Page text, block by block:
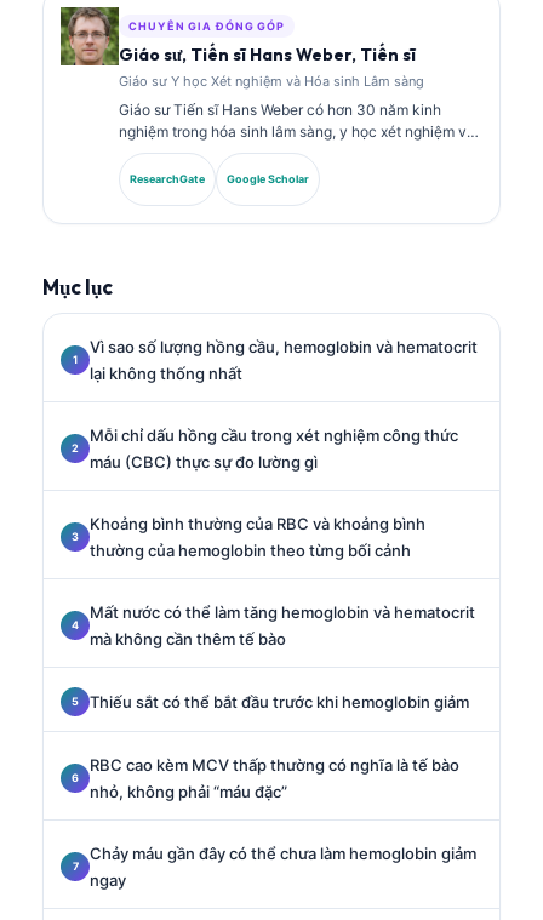
CHUYÊN GIA ĐÓNG GÓP
Giáo sư, Tiến sĩ Hans Weber, Tiến sĩ
Giáo sư Y học Xét nghiệm và Hóa sinh Lâm sàng
Giáo sư Tiến sĩ Hans Weber có hơn 30 năm kinh
nghiệm trong hóa sinh lâm sàng, y học xét nghiệm và
nghiên cứu dấu ấn sinh học. Ông từng là Chủ tịch của
Hiệp hội Hóa sinh Lâm sàng Đức, và chuyên về phân
tích các bảng xét nghiệm chẩn đoán, chuẩn hóa dấu
ResearchGate Google Scholar
Mục lục
Vì sao số lượng hồng cầu, hemoglobin và hematocrit
lại không thống nhất
Mỗi chỉ dấu hồng cầu trong xét nghiệm công thức
máu (CBC) thực sự đo lường gì
Khoảng bình thường của RBC và khoảng bình
thường của hemoglobin theo từng bối cảnh
Mất nước có thể làm tăng hemoglobin và hematocrit
mà không cần thêm tế bào
Thiếu sắt có thể bắt đầu trước khi hemoglobin giảm
RBC cao kèm MCV thấp thường có nghĩa là tế bào
nhỏ, không phải “máu đặc”
Chảy máu gần đây có thể chưa làm hemoglobin giảm
ngay